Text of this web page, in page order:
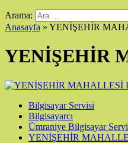
Arama:
Anasayfa » YENİŞEHİR
YENİŞEHİR
Bilgisayar Servisi
Bilgisayarcı
Ümraniye Bilgisayar
YENİŞEHİR